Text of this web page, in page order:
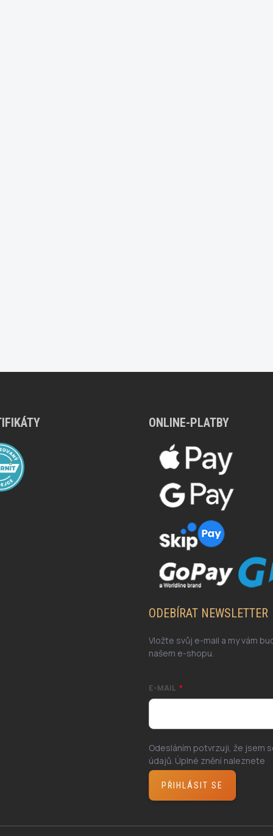
ONLINE-PLATBY
ODEBÍRAT NEWSLETTER
Vložte svůj e-mail a my vám
našem e-shopu.
E-MAIL
Odesláním potvrzuji, že jsem
údajů. Úplné znění naleznete
PŘIHLÁSIT SE